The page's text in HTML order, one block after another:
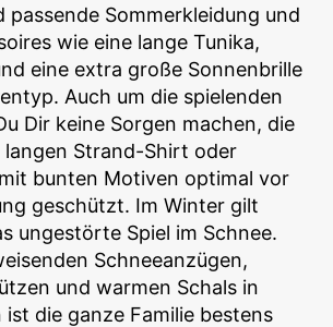
passende Sommerkleidung und
wie eine lange Tunika,
eine extra große Sonnenbrille
Auch um die spielenden
Dir keine Sorgen machen, die
langen Strand-Shirt oder
bunten Motiven optimal vor
geschützt. Im Winter gilt
ungestörte Spiel im Schnee.
Schneeanzügen,
und warmen Schals in
die ganze Familie bestens